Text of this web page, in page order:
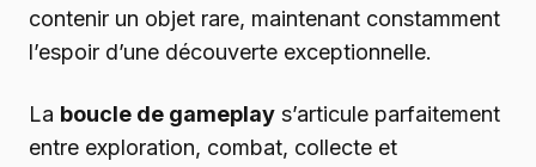
contenir un objet rare, maintenant constamment
l’espoir d’une découverte exceptionnelle.
La boucle de gameplay s’articule parfaitement
entre exploration, combat, collecte et